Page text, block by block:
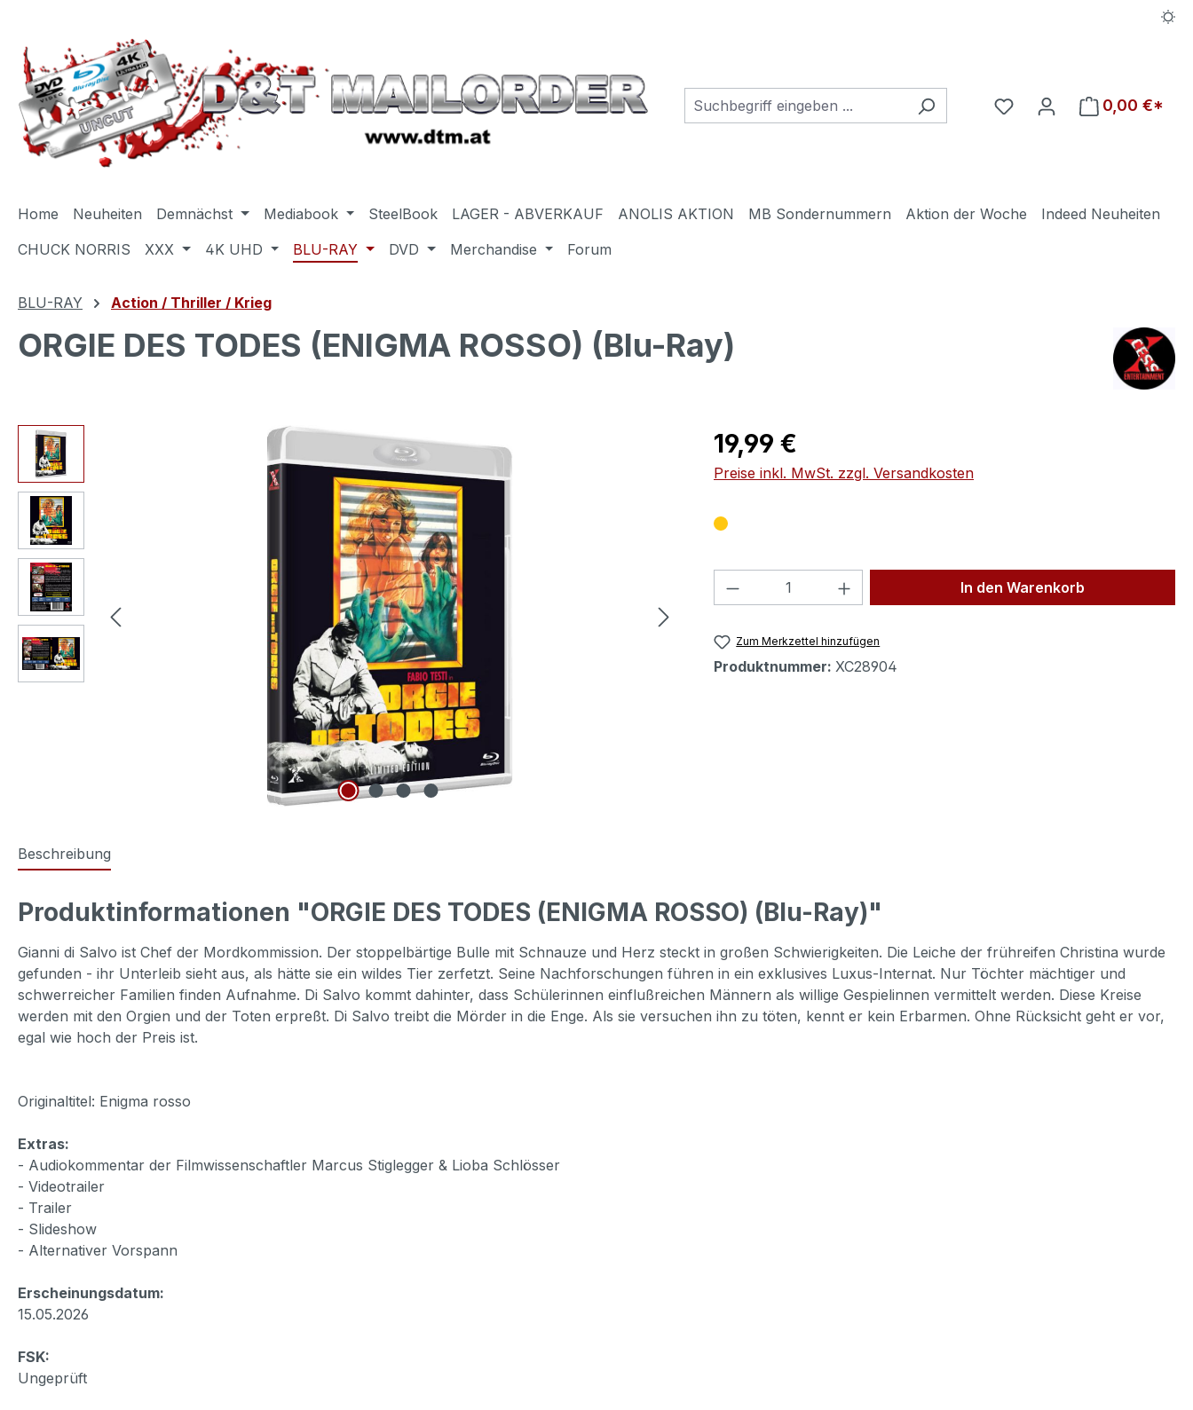
Du hast 0 Produkte auf
0,00 €*
Home Neuheiten Demnächst Mediabook SteelBook LAGER - ABVERKAUF ANOLIS AKTION MB Sondernummern Aktion der Woche
Indeed Neuheiten
CHUCK NORRIS
XXX 4K UHD BLU-RAY DVD Merchandise Forum
BLU-RAY Action / Thriller / Krieg
ORGIE DES TODES (ENIGMA ROSSO) (Blu-Ray)
Bildergalerie überspringen Regulärer Preis:
19,99 €
Preise inkl. MwSt. zzgl. Versandkosten
Produkt Anzahl: Gib den gewünschten Wert
In den Warenkorb
Zum Merkzettel hinzufügen
Produktnummer: XC28904
Beschreibung
Produktinformationen "ORGIE DES TODES (ENIGMA ROSSO) (Blu-Ray)"
Gianni di Salvo ist Chef der Mordkommission. Der stoppelbärtige Bulle mit Schnauze und Herz steckt in großen Schwierigkeiten. Die Leiche der frühreifen Christina wurde
gefunden - ihr Unterleib sieht aus, als hätte sie ein wildes Tier zerfetzt. Seine Nachforschungen führen in ein exklusives Luxus-Internat. Nur Töchter mächtiger und
schwerreicher Familien finden Aufnahme. Di Salvo kommt dahinter, dass Schülerinnen einflußreichen Männern als willige Gespielinnen vermittelt werden. Diese Kreise
werden mit den Orgien und der Toten erpreßt. Di Salvo treibt die Mörder in die Enge. Als sie versuchen ihn zu töten, kennt er kein Erbarmen. Ohne Rücksicht geht er vor,
egal wie hoch der Preis ist.
Originaltitel: Enigma rosso
Extras:
- Audiokommentar der Filmwissenschaftler Marcus Stiglegger & Lioba Schlösser
- Videotrailer
- Trailer
- Slideshow
- Alternativer Vorspann
Erscheinungsdatum:
15.05.2026
FSK:
Ungeprüft